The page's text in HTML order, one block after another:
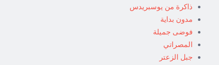
ذاكرة من يوسبريدس
مدون بداية
فوضى جميلة
المصراتي
جبل الزعتر